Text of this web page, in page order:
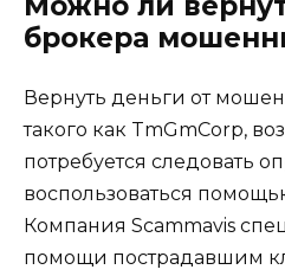
брокера
Вернуть деньги от
такого как TmGmCorp,
потребуется следовать
воспользоваться
Компания Scammavis
помощи пострадавшим